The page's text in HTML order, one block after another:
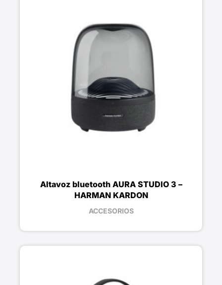
ACCESORIOS
Altavoz bluetooth AURA STUDIO 3 –
HARMAN KARDON